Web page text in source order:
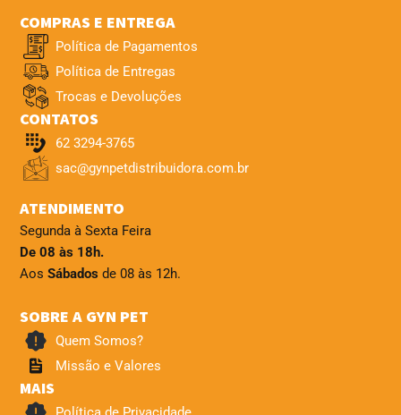
COMPRAS E ENTREGA
Política de Pagamentos
Política de Entregas
Trocas e Devoluções
CONTATOS
62 3294-3765
sac@gynpetdistribuidora.com.br
ATENDIMENTO
Segunda à Sexta Feira
De 08 às 18h.
Aos Sábados de 08 às 12h.
SOBRE A GYN PET
Quem Somos?
Missão e Valores
MAIS